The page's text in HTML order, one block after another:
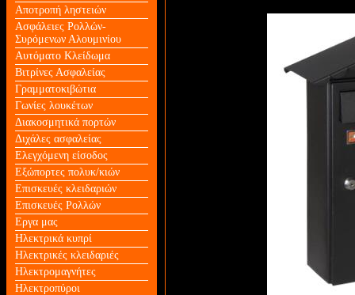
Αποτροπή ληστειών
Ασφάλειες Ρολλών-
Συρόμενων Αλουμινίου
Αυτόματο Κλείδωμα
Βιτρίνες Ασφαλείας
Γραμματοκιβώτια
Γωνίες λουκέτων
Διακοσμητικά πορτών
Διχάλες ασφαλείας
Ελεγχόμενη είσοδος
Εξώπορτες πολυκ/κιών
Επισκευές κλειδαριών
Επισκευές Ρολλών
Εργα μας
Ηλεκτρικά κυπρί
Ηλεκτρικές κλειδαριές
Ηλεκτρομαγνήτες
Ηλεκτροπύροι